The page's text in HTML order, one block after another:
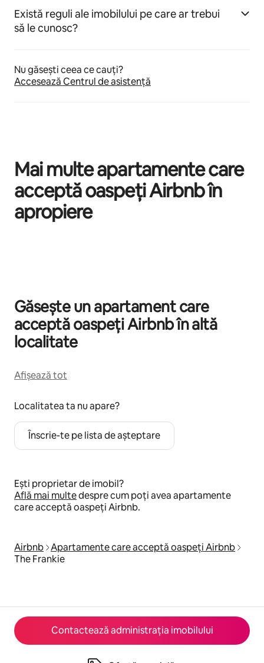
Contactează administrația imobilului
Există reguli ale imobilului pe care ar trebui
să le cunosc?
Nu găsești ceea ce cauți?
Accesează Centrul de asistență
Mai multe apartamente care
acceptă oaspeți Airbnb în
apropiere
Găsește un apartament care
acceptă oaspeți Airbnb în altă
localitate
Afișează tot
Localitatea ta nu apare?
Înscrie-te pe lista de așteptare
Ești proprietar de imobil?
Află mai multedespre cum poți avea apartamente
care acceptă oaspeți Airbnb.
Airbnb Apartamente care acceptă oaspeți Airbnb
The Frankie